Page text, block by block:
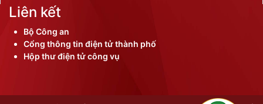
Liên kết
Bộ Công an
Cổng thông tin điện tử thành phố
Hộp thư điện tử công vụ